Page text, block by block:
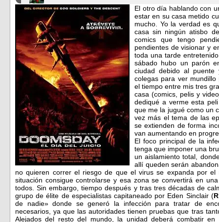
El otro día hablando con
estar en su casa metido
mucho. Yo la verdad es
casa sin ningún atisbo
comics que tengo
pendientes de visionar y
toda una tarde
sábado hubo un parón
ciudad debido al
colegas para ver
el tiempo entre mis tres
casa (comics, pelis y
dediqué a verme esta
que me la jugué como un
vez más el tema de las
se extienden de forma
van aumentando en
El foco principal de la
tenga que imponer una
un aislamiento total,
allí queden serán
no quieren correr el riesgo de que el virus se expanda por
situación consigue controlarse y esa zona se convertirá en
todos. Sin embargo, tiempo después y tras tres décadas de
grupo de élite de especialistas capitaneado por Eden Sinclair (
de nadie» donde se generó la infección para tratar de
necesarios, ya que las autoridades tienen pruebas que tras
Alejados del resto del mundo, la unidad deberá combatir